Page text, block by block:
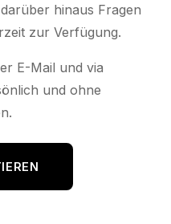
hinaus Fragen
zur Verfügung.
E-Mail und via
und ohne